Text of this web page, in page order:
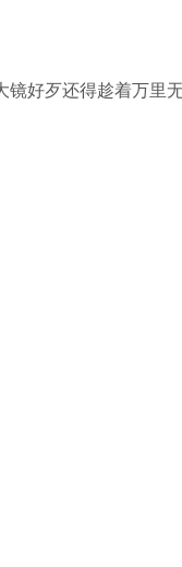
镜好歹还得趁着万里